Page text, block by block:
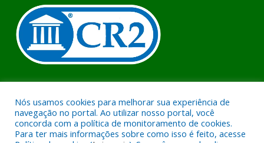
completa, onde garantimos em contrato que todas as exigências
das leis de transparência pública serão atendidas. Clique aqui e
confira.
Nós usamos cookies para melhorar sua experiência de
navegação no portal. Ao utilizar nosso portal, você
concorda com a política de monitoramento de cookies.
Para ter mais informações sobre como isso é feito, acesse